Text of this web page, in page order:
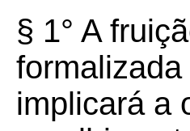
§ 1° A
implicará a